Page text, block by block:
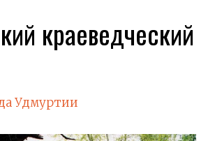
краеведческий
Удмуртии